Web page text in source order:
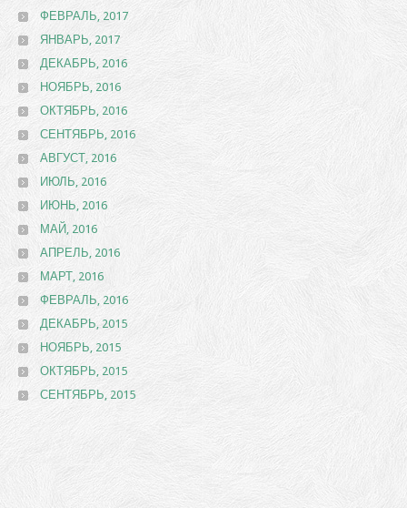
ФЕВРАЛЬ, 2017
ЯНВАРЬ, 2017
ДЕКАБРЬ, 2016
НОЯБРЬ, 2016
ОКТЯБРЬ, 2016
СЕНТЯБРЬ, 2016
АВГУСТ, 2016
ИЮЛЬ, 2016
ИЮНЬ, 2016
МАЙ, 2016
АПРЕЛЬ, 2016
МАРТ, 2016
ФЕВРАЛЬ, 2016
ДЕКАБРЬ, 2015
НОЯБРЬ, 2015
ОКТЯБРЬ, 2015
СЕНТЯБРЬ, 2015